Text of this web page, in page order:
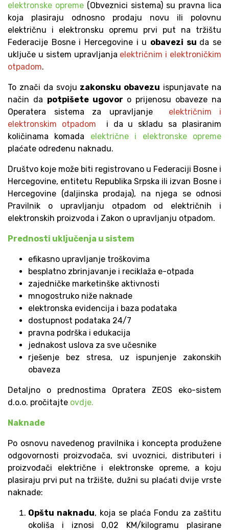
elektronske opreme (Obveznici sistema) su pravna lica
koja plasiraju odnosno prodaju novu ili polovnu
električnu i elektronsku opremu prvi put na tržištu
Federacije Bosne i Hercegovine i u obavezi su da se
uključe u sistem upravljanja električnim i elektroničkim
otpadom.
To znači da svoju zakonsku obavezu ispunjavate na
način da potpišete ugovor o prijenosu obaveze na
Operatera sistema za upravljanje električnim i
elektronskim otpadom
i da u skladu sa plasiranim
količinama komada električne i elektronske opreme
plaćate određenu naknadu.
Društvo koje može biti registrovano u Federaciji Bosne i
Hercegovine, entitetu Republika Srpska ili izvan Bosne i
Hercegovine (daljinska prodaja), na njega se odnosi
Pravilnik o upravljanju otpadom od električnih i
elektronskih proizvoda i Zakon o upravljanju otpadom.
Prednosti uključenja u sistem
efikasno upravljanje troškovima
besplatno zbrinjavanje i reciklaža e-otpada
zajedničke marketinške aktivnosti
mnogostruko niže naknade
elektronska evidencija i baza podataka
dostupnost podataka 24/7
pravna podrška i edukacija
jednakost uslova za sve učesnike
rješenje bez stresa, uz ispunjenje zakonskih
obaveza
Detaljno o prednostima Opratera ZEOS eko-sistem
d.o.o. pročitajte ovdje.
Naknade
Po osnovu navedenog pravilnika i koncepta produžene
odgovornosti proizvođača, svi uvoznici, distributeri i
proizvođači električne i elektronske opreme, a koju
plasiraju prvi put na tržište, dužni su plaćati dvije vrste
naknade:
Opštu naknadu, koja se plaća Fondu za zaštitu
okoliša i iznosi 0,02 KM/kilogramu plasirane